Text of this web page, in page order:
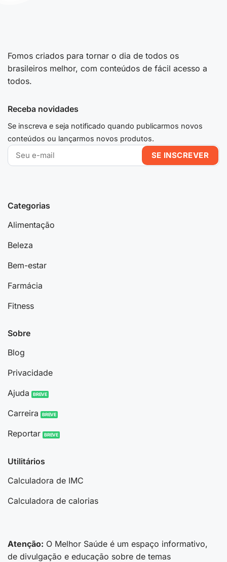
Fomos criados para tornar o dia de todos os
brasileiros melhor, com conteúdos de fácil acesso a
todos.
Categorias
Alimentação
Beleza
Bem-estar
Farmácia
Fitness
Sobre
Blog
Privacidade
Ajuda
Carreira
Reportar
Utilitários
Calculadora de IMC
Calculadora de calorias
Receba novidades
Se inscreva e seja notificado quando publicarmos novos
conteúdos ou lançarmos novos produtos.
Atenção: O Melhor Saúde é um espaço informativo,
de divulgação e educação sobre de temas